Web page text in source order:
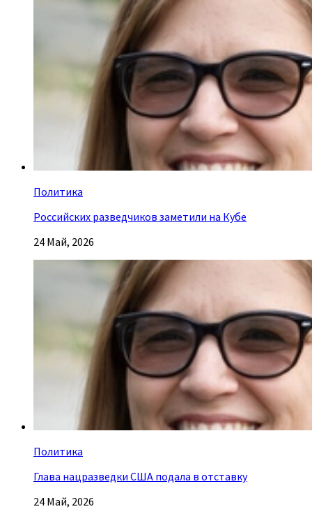
Политика
Российских разведчиков заметили на Кубе
24 Май, 2026
Политика
Глава нацразведки США подала в отставку
24 Май, 2026